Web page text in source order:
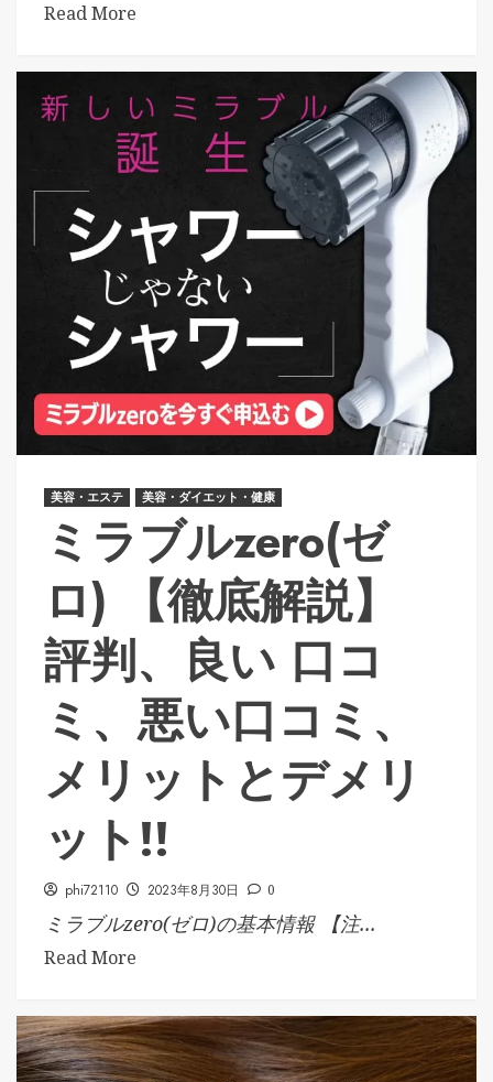
Read More
美容・エステ 美容・ダイエット・健康
ミラブルzero(ゼ
ロ) 【徹底解説】
評判、良い 口コ
ミ、悪い口コミ、
メリットとデメリ
ット!!
phi72110 2023年8月30日 0
ミラブルzero(ゼロ)の基本情報 【注...
Read More